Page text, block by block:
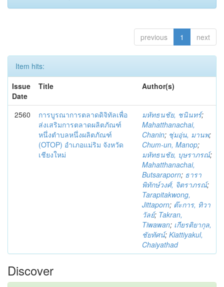
previous 1 next
Item hits:
Issue
Date
Title Author(s)
2560
การบูรณาการตลาดดิจิทัลเพื่อ
ส่งเสริมการตลาดผลิตภัณฑ์
หนึ่งตำบลหนึ่งผลิตภัณฑ์
(OTOP) อำเภอแม่ริม จังหวัด
เชียงใหม่
มหัทธนชัย, ชนินทร์;
Mahatthanachai,
Chanin; ชุ่มอุ่น, มานพ;
Chum-un, Manop;
มหัทธนชัย, บุษราภรณ์;
Mahatthanachai,
Butsaraporn; ธารา
พิทักษ์วงศ์, จิตราภรณ์;
Tarapitakwong,
Jittaporn; ต๊ะการ, ทิวา
วัลย์; Takran,
Tiwawan; เกียรติยากุล,
ชัยทัศน์; Kiattiyakul,
Chaiyathad
Discover